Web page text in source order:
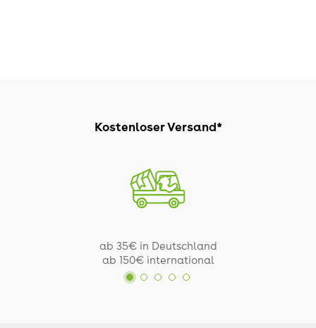
Kostenloser Versand*
ab 35€ in Deutschland
ab 150€ international